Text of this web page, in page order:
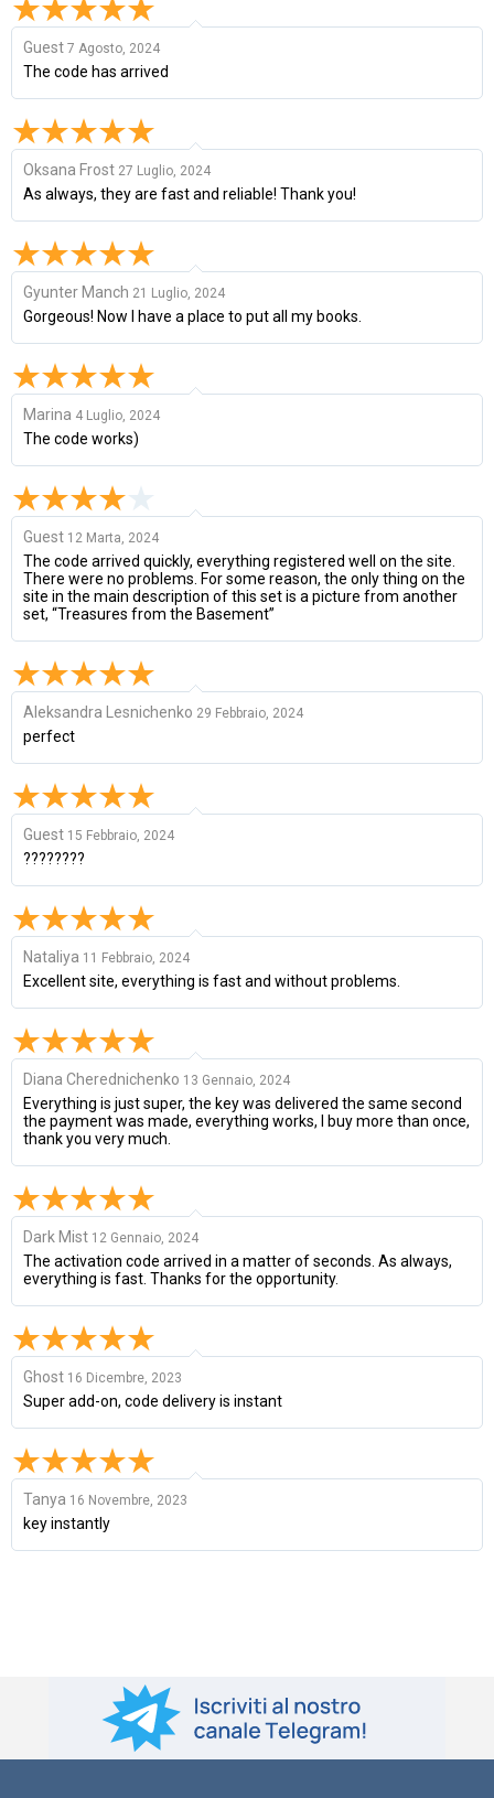
Guest 7 Agosto, 2024
The code has arrived
Oksana Frost 27 Luglio, 2024
As always, they are fast and reliable! Thank you!
Gyunter Manch 21 Luglio, 2024
Gorgeous! Now I have a place to put all my books.
Marina 4 Luglio, 2024
The code works)
Guest 12 Marta, 2024
The code arrived quickly, everything registered well on the site.
There were no problems. For some reason, the only thing on the
site in the main description of this set is a picture from another
set, “Treasures from the Basement”
Aleksandra Lesnichenko 29 Febbraio, 2024
perfect
Guest 15 Febbraio, 2024
????????
Nataliya 11 Febbraio, 2024
Excellent site, everything is fast and without problems.
Diana Cherednichenko 13 Gennaio, 2024
Everything is just super, the key was delivered the same second
the payment was made, everything works, I buy more than once,
thank you very much.
Dark Mist 12 Gennaio, 2024
The activation code arrived in a matter of seconds. As always,
everything is fast. Thanks for the opportunity.
Ghost 16 Dicembre, 2023
Super add-on, code delivery is instant
Tanya 16 Novembre, 2023
key instantly